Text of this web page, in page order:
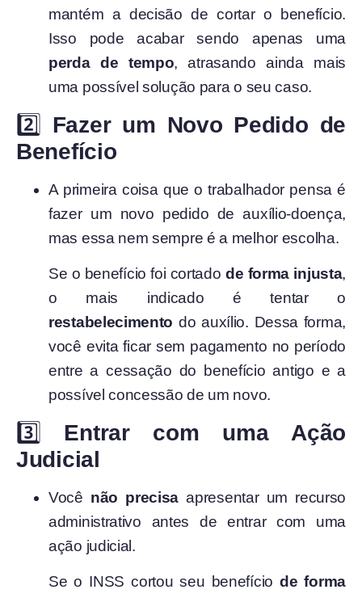
mantém a decisão de cortar o benefício.
Isso pode acabar sendo apenas uma
perda de tempo, atrasando ainda mais
uma possível solução para o seu caso.
2️⃣ Fazer um Novo Pedido de
Benefício
A primeira coisa que o trabalhador pensa é
fazer um novo pedido de auxílio-doença,
mas essa nem sempre é a melhor escolha.
Se o benefício foi cortado de forma injusta,
o mais indicado é tentar o
restabelecimento do auxílio. Dessa forma,
você evita ficar sem pagamento no período
entre a cessação do benefício antigo e a
possível concessão de um novo.
3️⃣ Entrar com uma Ação
Judicial
Você não precisa apresentar um recurso
administrativo antes de entrar com uma
ação judicial.
Se o INSS cortou seu benefíciode forma